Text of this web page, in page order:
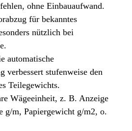
ohne Einbauaufwand.
für bekanntes
nützlich bei
automatische
verbessert stufenweise den
Teilegewichts.
Wägeeinheit, z. B. Anzeige
g/m, Papiergewicht g/m2, o.